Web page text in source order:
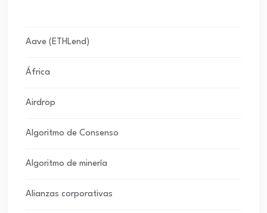
Aave (ETHLend)
África
Airdrop
Algoritmo de Consenso
Algoritmo de minería
Alianzas corporativas